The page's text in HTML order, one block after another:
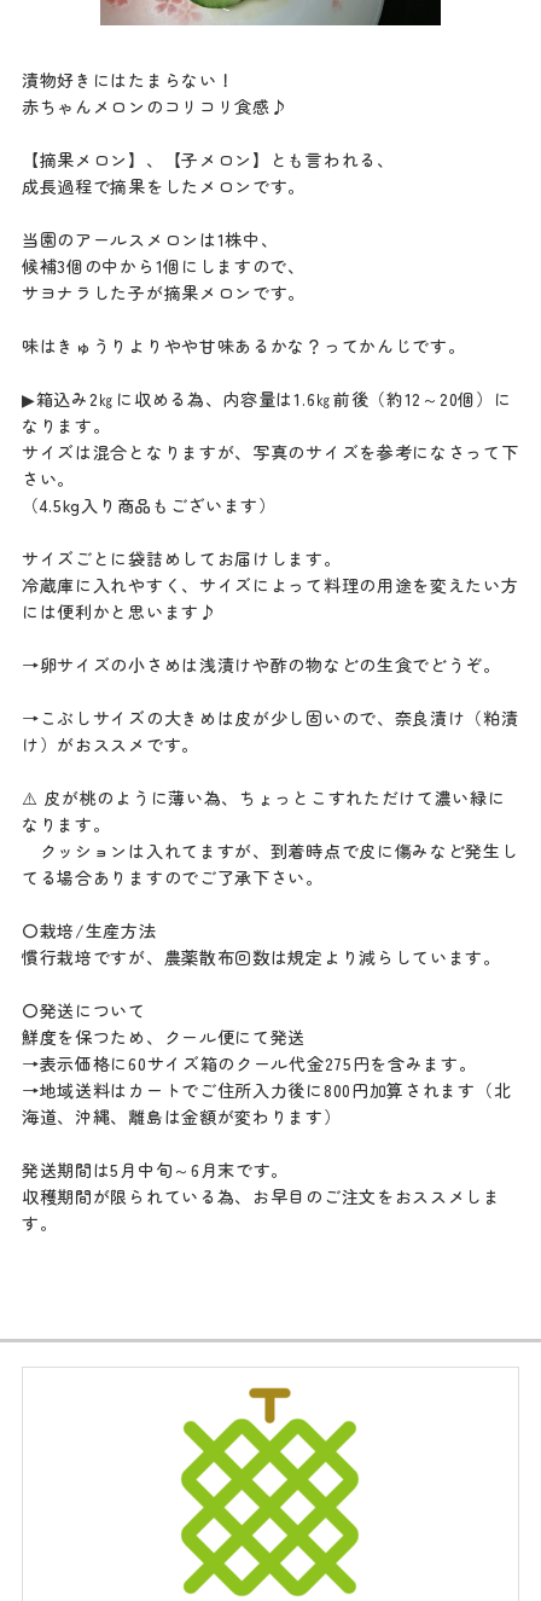
漬物好きにはたまらない！
赤ちゃんメロンのコリコリ食感♪
【摘果メロン】、【子メロン】とも言われる、
成長過程で摘果をしたメロンです。
当園のアールスメロンは1株中、
候補3個の中から1個にしますので、
サヨナラした子が摘果メロンです。
味はきゅうりよりやや甘味あるかな？ってかんじです。
▶箱込み2㎏に収める為、内容量は1.6㎏前後（約12～20個）に
なります。
サイズは混合となりますが、写真のサイズを参考になさって下
さい。
（4.5kg入り商品もございます）
サイズごとに袋詰めしてお届けします。
冷蔵庫に入れやすく、サイズによって料理の用途を変えたい方
には便利かと思います♪
→卵サイズの小さめは浅漬けや酢の物などの生食でどうぞ。
→こぶしサイズの大きめは皮が少し固いので、奈良漬け（粕漬
け）がおススメです。
⚠️ 皮が桃のように薄い為、ちょっとこすれただけて濃い緑に
なります。
クッションは入れてますが、到着時点で皮に傷みなど発生し
てる場合ありますのでご了承下さい。
〇栽培/生産方法
慣行栽培ですが、農薬散布回数は規定より減らしています。
〇発送について
鮮度を保つため、クール便にて発送
→表示価格に60サイズ箱のクール代金275円を含みます。
→地域送料はカートでご住所入力後に800円加算されます（北
海道、沖縄、離島は金額が変わります）
発送期間は5月中旬～6月末です。
収穫期間が限られている為、お早目のご注文をおススメしま
す。